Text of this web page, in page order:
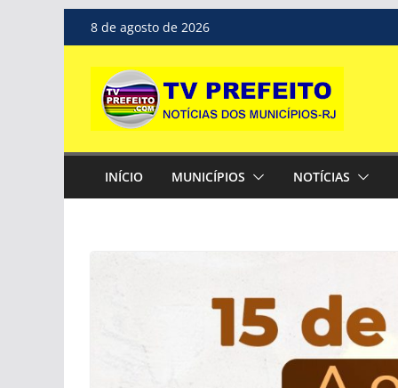
Pular
para
conteúdo
8 de agosto de 2026
INÍCIO MUNICÍPIOS NOTÍCIAS